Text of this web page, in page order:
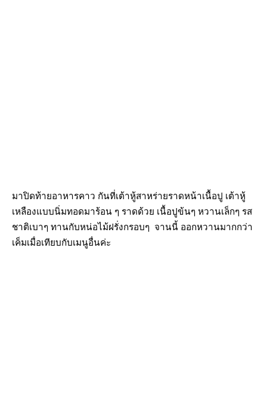
มาปิดท้ายอาหารคาว กันที่เต้าหู้สาหร่ายราดหน้าเนื้อปู เต้าหู้
เหลืองแบบนิ่มทอดมาร้อน ๆ ราดด้วย เนื้อปูข้นๆ หวานเล็กๆ รส
ชาติเบาๆ ทานกับหน่อไม้ฝรั่งกรอบๆ จานนี้ ออกหวานมากกว่า
เค็มเมื่อเทียบกับเมนูอื่นค่ะ